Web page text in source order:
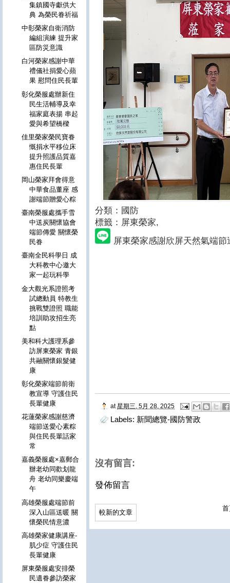
分類：國防
標籤：屏東榮家,
屏東榮家感謝欣屏天然氣端
at 星期三, 5月 28, 2025
Labels: 新聞總覽-國防警政
沒有留言:
發佈留言
較新的文章
集鎮國寺獻供大
典 為榮民眷祈福
中彰榮家自衛消防
編組演練 提升家
區防災意識
白河榮家感謝中華
禮儀社捐愛心蘋
果 慰問住民長輩
彰化榮服處辦新住
民生活輔導及幸
福家庭表揚 串起
愛與希望橋樑
佳里榮家榮民寶眷
慨捐水平移位床
提升照護品質嘉
惠住民長輩
岡山榮家拜會得意
中華食品董座 感
謝端節贈愛心粽
臺南榮服處攜手雪
中送炭關懷協會
端節傳愛 關懷榮
民眷
臺南全民科學日 成
大科教中心邀大
家一起玩科學
金大觀光系證照考
試總動員 特教生
挑戰雙證照 職能
培訓助攻招生亮
點
美和科大護理系參
訪屏東榮家 青銀
共融關懷銀髮健
康
彰化榮家端節前衛
教宣導 守護住民
長輩健康
花蓮榮家感謝慈濟
端節送愛心素粽
與住民長輩話家
常
嘉義榮服處×嘉郵合
辦老幼同歡划龍
舟 老幼同樂慶端
午
高雄榮服處端節前
深入山區送暖 關
懷榮民情意濃
高雄榮家健康講座-
肌少症 守護住民
長輩健康
屏東榮服處安排榮
民遺眷參訪榮家